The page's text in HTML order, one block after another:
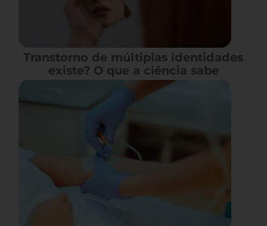
Transtorno de múltiplas identidades
existe? O que a ciência sabe